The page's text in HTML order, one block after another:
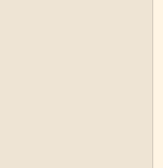
peuvent nous
Gilbert Dura…
s'entendre sur ce q
que j&…
j'ajouterais que la